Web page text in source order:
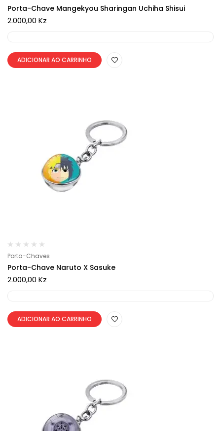
Porta-Chave Mangekyou Sharingan Uchiha Shisui
2.000,00 Kz
ADICIONAR AO CARRINHO
Porta-Chaves
Porta-Chave Naruto X Sasuke
2.000,00 Kz
ADICIONAR AO CARRINHO